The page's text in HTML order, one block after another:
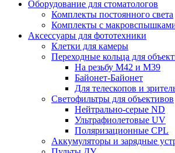
Оборудование для стоматологов
Комплекты постоянного света
Комплекты с
Аксессуары для фототехники
Клетки для камеры
Переходные кольца для
На резьбу М42 и М39
Байонет-Байонет
Для телескопов и
Светофильтры для объективов
Нейтрально-серые ND
Ультрафиолетовые UV
Поляризационные CPL
Аккумуляторы и зарядные